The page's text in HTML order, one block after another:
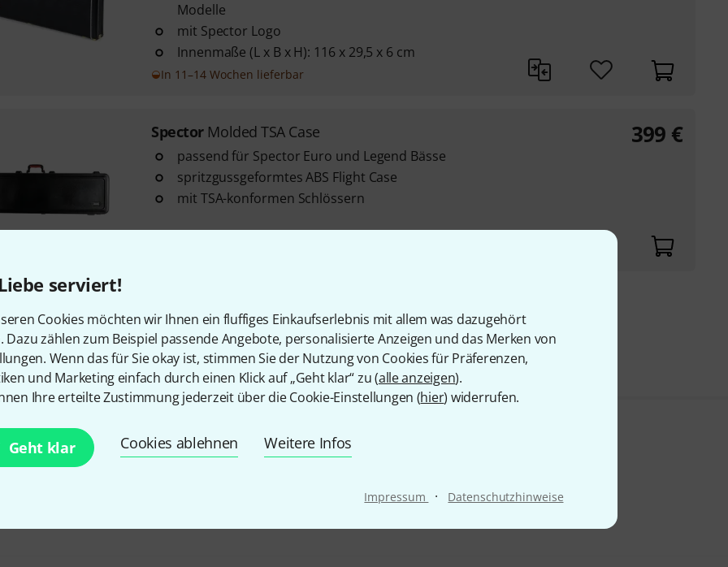
serviert!
Cookies möchten wir Ihnen ein fluffiges Einkaufserlebnis mit allem was dazugehört
Dazu zählen zum Beispiel passende Angebote, personalisierte Anzeigen und das Merken von
Wenn das für Sie okay ist, stimmen Sie der Nutzung von Cookies für Präferenzen,
und Marketing einfach durch einen Klick auf „Geht klar“ zu (alle anzeigen).
Ihre erteilte Zustimmung jederzeit über die Cookie-Einstellungen (hier) widerrufen.
Geht klar Cookies ablehnen Weitere Infos
Impressum · Datenschutzhinweise
Modelle
mit Spector Logo
Innenmaße (L x B x H): 116 x 29,5 x 6 cm
In 11–14 Wochen lieferbar
Spector Molded TSA Case
passend für Spector Euro und Legend Bässe
spritzgussgeformtes ABS Flight Case
mit TSA-konformen Schlössern
399 €
Kostenloser Versand ab 29 €
Alle Preise inkl. MwSt.
Gefällt Ihnen, was Sie sehen?